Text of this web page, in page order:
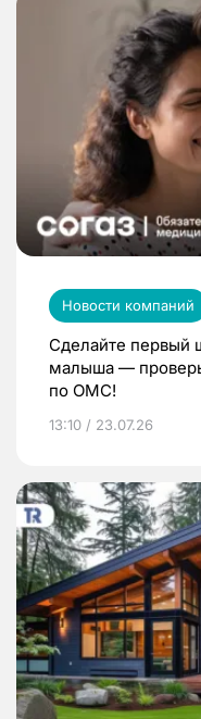
Новости компаний
Сделайте первый
малыша —
по ОМС!
13:10 / 23.07.26